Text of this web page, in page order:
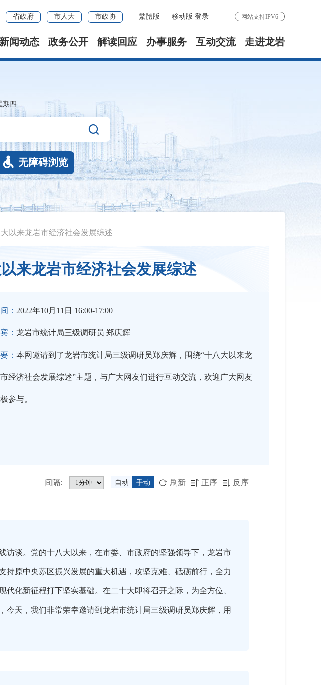
省政府 市人大 市政协 繁體版 移动版 登录 网站支持IPV6
新闻动态 政务公开 解读回应 办事服务 互动交流 走进龙岩
期四

 无障碍浏览
以来龙岩市经济社会发展综述
来龙岩市经济社会发展综述
： 2022年10月11日 16:00-17:00
： 龙岩市统计局三级调研员 郑庆辉
： 本网邀请到了龙岩市统计局三级调研员郑庆辉，围绕“十八大以来龙
经济社会发展综述”主题，与广大网友们进行互动交流，欢迎广大网友
参与。
间隔: 自动 手动  刷新  正序  反序
谈。党的十八大以来，在市委、市政府的坚强领导下，龙岩市
原中央苏区振兴发展的重大机遇，攻坚克难、砥砺前行，全力
化新征程打下坚实基础。在二十大即将召开之际，为全方位、
天，我们非常荣幸邀请到龙岩市统计局三级调研员郑庆辉，用